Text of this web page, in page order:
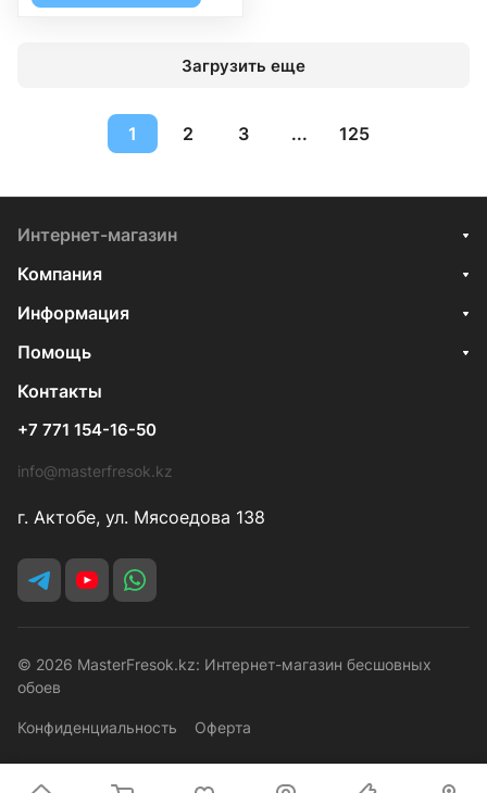
Загрузить еще
1 2 3 ... 125
Интернет-магазин
Компания
Информация
Помощь
Контакты
+7 771 154-16-50
info@masterfresok.kz
г. Актобе, ул. Мясоедова 138
© 2026 MasterFresok.kz: Интернет-магазин бесшовных
обоев
Конфиденциальность Оферта